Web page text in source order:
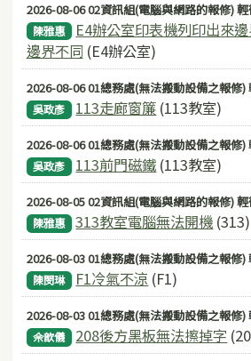
2026-08-06 02資訊組(電腦與網路的報修) 輕
陳雅惠
E4辦公室印表機列印出來
邊界不同 (E4辦公室)
2026-08-06 01總務處(無法搬動設備之報修)
吳政彥 113走廊窗簾 (113教室)
2026-08-06 01總務處(無法搬動設備之報修)
吳政彥 113前門磁鐵 (113教室)
2026-08-05 02資訊組(電腦與網路的報修) 輕
陳雅惠 313教室電腦無法開機 (313)
2026-08-03 01總務處(無法搬動設備之報修)
陳閔琳 F1冷氣不涼 (F1)
2026-08-03 01總務處(無法搬動設備之報修)
佘歆儀 208後方黑板無法擦掉字